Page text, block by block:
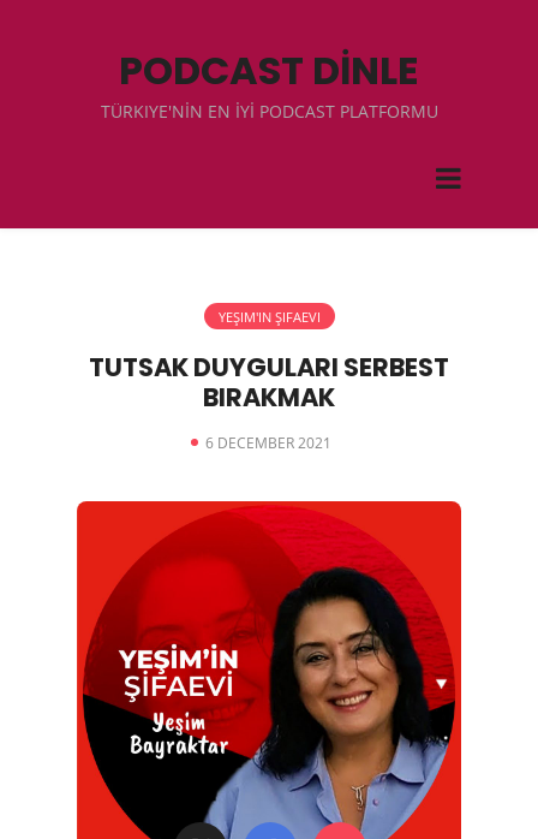
PODCAST DİNLE
TÜRKIYE'NİN EN İYİ PODCAST PLATFORMU
YEŞIM'IN ŞIFAEVI
TUTSAK DUYGULARI SERBEST
BIRAKMAK
6 DECEMBER 2021